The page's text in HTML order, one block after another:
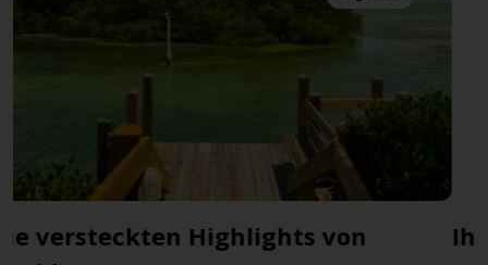
Ihr ultimativer Miami-Guide